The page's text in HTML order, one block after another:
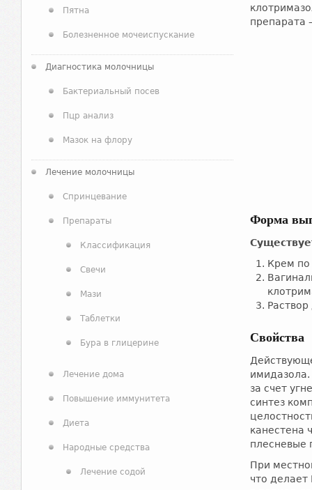
Пятна
Болезненное мочеиспускание
Диагностика молочницы
Бактериальный посев
Пцр анализ
Мазок на флору
Лечение молочницы
Спринцевание
Препараты
Классификация
Свечи
Мази
Таблетки
Бура в глицерине
Лечение дома
Повышение иммунитета
Диета
Народные средства
Лечение содой
препарата
Форма
Крем по
Свойства
имидазола.
за счет
синтез
канестена
плесневые
При
что